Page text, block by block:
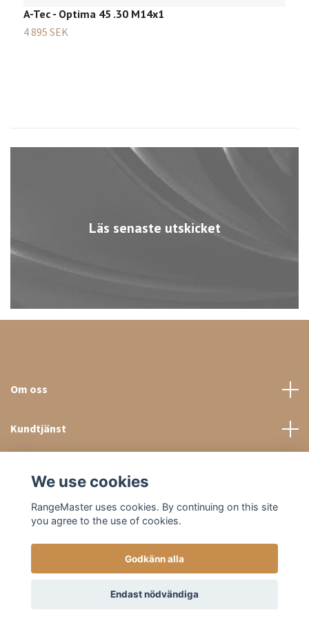
Läs senaste utskicket
A-Tec - Optima 45 .30 M14x1
4 895 SEK
Om oss
Kundtjänst
© 2026 RangeMaster Store
We use cookies
RangeMaster uses cookies. By continuing on this site
you agree to the use of cookies.
Godkänn alla
Endast nödvändiga